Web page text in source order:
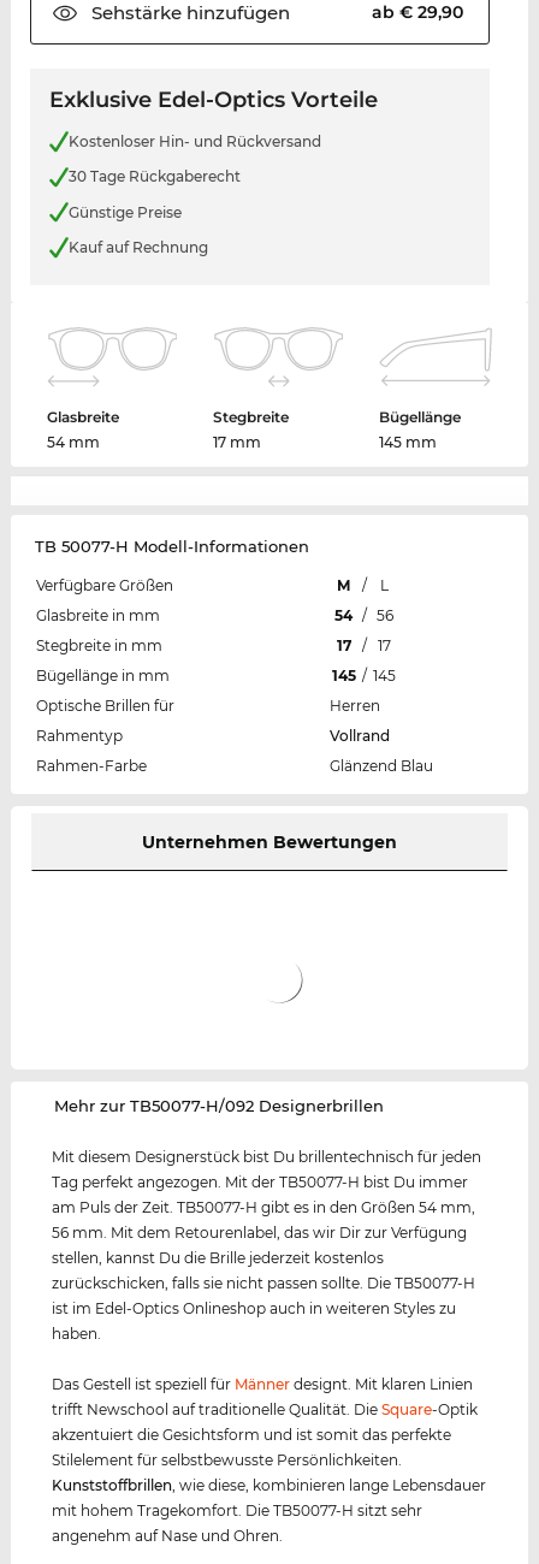
Sehstärkehinzufügen ab € 29,90
Exklusive Edel-Optics Vorteile
Kostenloser Hin- und Rückversand
30 Tage Rückgaberecht
Günstige Preise
Kauf auf Rechnung
Glasbreite
54 mm
Stegbreite
17 mm
Bügellänge
145 mm
TB 50077-H Modell-Informationen
Verfügbare Größen M /
L
Glasbreite in mm
54 / 56
Stegbreite in mm
17 /
17
Bügellänge in mm
145 / 145
Optische Brillen für
Herren
Rahmentyp
Vollrand
Rahmen-Farbe
Glänzend Blau
Unternehmen Bewertungen
‌Mehr zur TB50077-H/092 Designerbrillen
Mit diesem Designerstück bist Du brillentechnisch für jeden
Tag perfekt angezogen. Mit der TB50077-H bist Du immer
am Puls der Zeit. TB50077-H gibt es in den Größen 54 mm,
56 mm. Mit dem Retourenlabel, das wir Dir zur Verfügung
stellen, kannst Du die Brille jederzeit kostenlos
zurückschicken, falls sie nicht passen sollte. Die TB50077-H
ist im Edel-Optics Onlineshop auch in weiteren Styles zu
haben.
Das Gestell ist speziell für Männer designt. Mit klaren Linien
trifft Newschool auf traditionelle Qualität. DieSquare-Optik
akzentuiert die Gesichtsform und ist somit das perfekte
Stilelement für selbstbewusste Persönlichkeiten.
Kunststoffbrillen , wie diese, kombinieren lange Lebensdauer
mit hohem Tragekomfort. Die TB50077-H sitzt sehr
angenehm auf Nase und Ohren.